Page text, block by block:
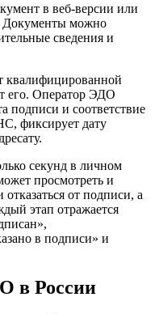
в веб-версии или
Документы можно
сведения и
квалифицированной
его. Оператор ЭДО
подписи и соответствие
фиксирует дату
секунд в личном
просмотреть и
от подписи, а
этап отражается
в подписи» и
в России